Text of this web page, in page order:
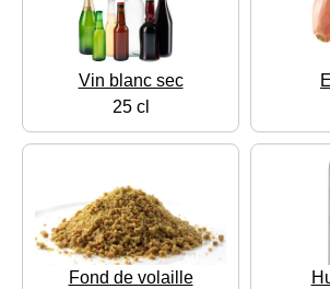
Vin blanc sec
25 cl
Fond de volaille